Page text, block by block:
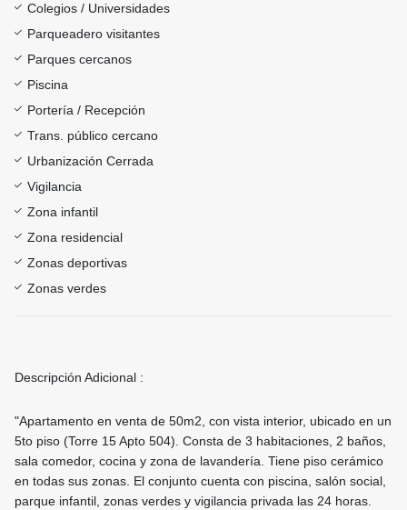
Colegios / Universidades
Parqueadero visitantes
Parques cercanos
Piscina
Portería / Recepción
Trans. público cercano
Urbanización Cerrada
Vigilancia
Zona infantil
Zona residencial
Zonas deportivas
Zonas verdes
Descripción Adicional :
"Apartamento en venta de 50m2, con vista interior, ubicado en un
5to piso (Torre 15 Apto 504). Consta de 3 habitaciones, 2 baños,
sala comedor, cocina y zona de lavandería. Tiene piso cerámico
en todas sus zonas. El conjunto cuenta con piscina, salón social,
parque infantil, zonas verdes y vigilancia privada las 24 horas.